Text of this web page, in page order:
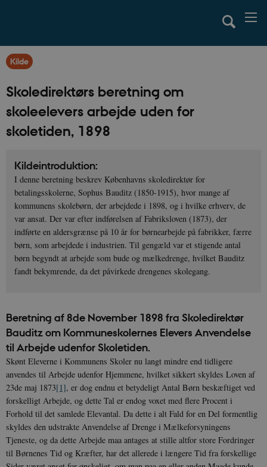
Kilde
Skoledirektørs beretning om
skoleelevers arbejde uden for
skoletiden, 1898
Kildeintroduktion:
I denne beretning beskrev Københavns skoledirektør for
betalingsskolerne, Sophus Bauditz (1850-1915), hvor mange af
kommunens skolebørn, der arbejdede i 1898, og i hvilke erhverv, de
var ansat. Der var efter indførelsen af Fabriksloven (1873), der
indførte en aldersgrænse på 10 år for børnearbejde på fabrikker, færre
børn, som arbejdede i industrien. Til gengæld var et stigende antal
børn begyndt at arbejde som bude og mælkedrenge, hvilket Bauditz
fandt bekymrende, da det påvirkede drengenes skolegang.
Beretning af 8de November 1898 fra Skoledirektør
Bauditz om Kommuneskolernes Elevers Anvendelse
til Arbejde udenfor Skoletiden.
Skønt Eleverne i Kommunens Skoler nu langt mindre end tidligere
anvendes til Arbejde udenfor Hjemmene, hvilket sikkert skyldes Loven af
23de maj 1873[1], er dog endnu et betydeligt Antal Børn beskæftiget ved
forskelligt Arbejde, og dette Tal er endog voxet med flere Procent i
Forhold til det samlede Elevantal. Da dette i alt Fald for en Del formentlig
skyldes den udstrakte Anvendelse af Drenge i Mælkeforsyningens
Tjeneste, og da dette Arbejde maa antages at stille altfor store Fordringer
til Børnenes Tid og Kræfter, har det allerede i længere Tid fra forskellige